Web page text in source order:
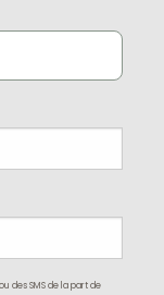
des SMS de la part de